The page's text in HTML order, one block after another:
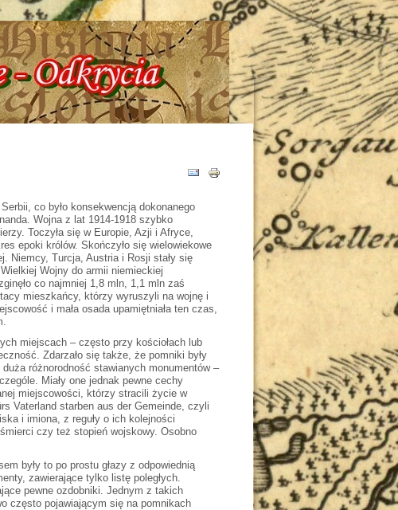
!!! Historia - Tajemnice - Odkrycia !!!
co było konsekwencją dokonanego
Wojna z lat 1914-1918 szybko
Toczyła się w Europie, Azji i Afryce,
epoki królów. Skończyło się wielowiekowe
Niemcy, Turcja, Austria i Rosji stały się
Wojny do armii niemieckiej
co najmniej 1,8 mln, 1,1 mln zaś
mieszkańcy, którzy wyruszyli na wojnę i
i mała osada upamiętniała ten czas,
miejscach – często przy kościołach lub
Zdarzało się także, że pomniki były
różnorodność stawianych monumentów –
Miały one jednak pewne cechy
miejscowości, którzy stracili życie w
Vaterland starben aus der Gemeinde, czyli
i imiona, z reguły o ich kolejności
czy też stopień wojskowy. Osobno
były to po prostu głazy z odpowiednią
zawierające tylko listę poległych.
pewne ozdobniki. Jednym z takich
często pojawiającym się na pomnikach